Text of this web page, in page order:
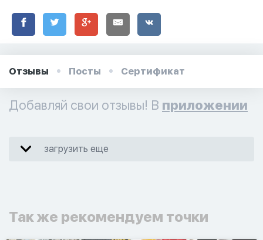
Отзывы Посты Сертификат
Добавляй свои отзывы! В приложении
загрузить еще
Так же рекомендуем точки